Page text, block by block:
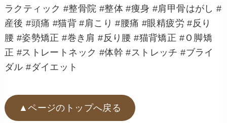
ラクティック #整骨院 #整体 #痩身 #肩甲骨はがし #
産後 #頭痛 #猫背 #肩こり #腰痛 #眼精疲労 #反り
腰 #姿勢矯正 #巻き肩 #反り腰 #猫背矯正 #Ｏ脚矯
正 #ストレートネック #体幹 #ストレッチ #ブライ
ダル #ダイエット
▲ページのトップへ戻る